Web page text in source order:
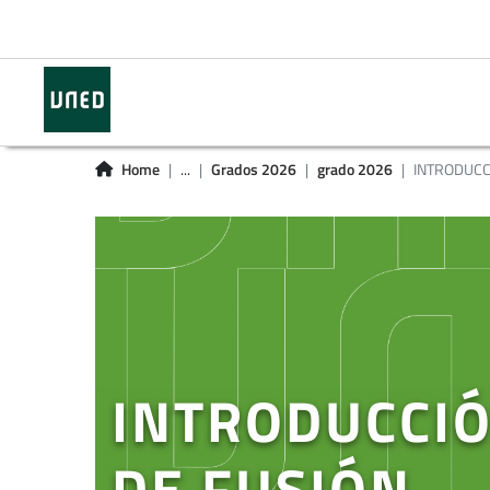
Home ... Grados 2026 grado 2026